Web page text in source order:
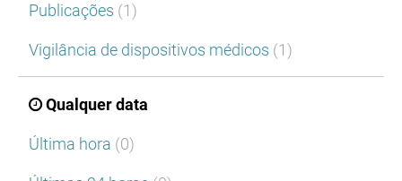
Publicações (1)
Vigilância de dispositivos médicos (1)
Qualquer data
Última hora (0)